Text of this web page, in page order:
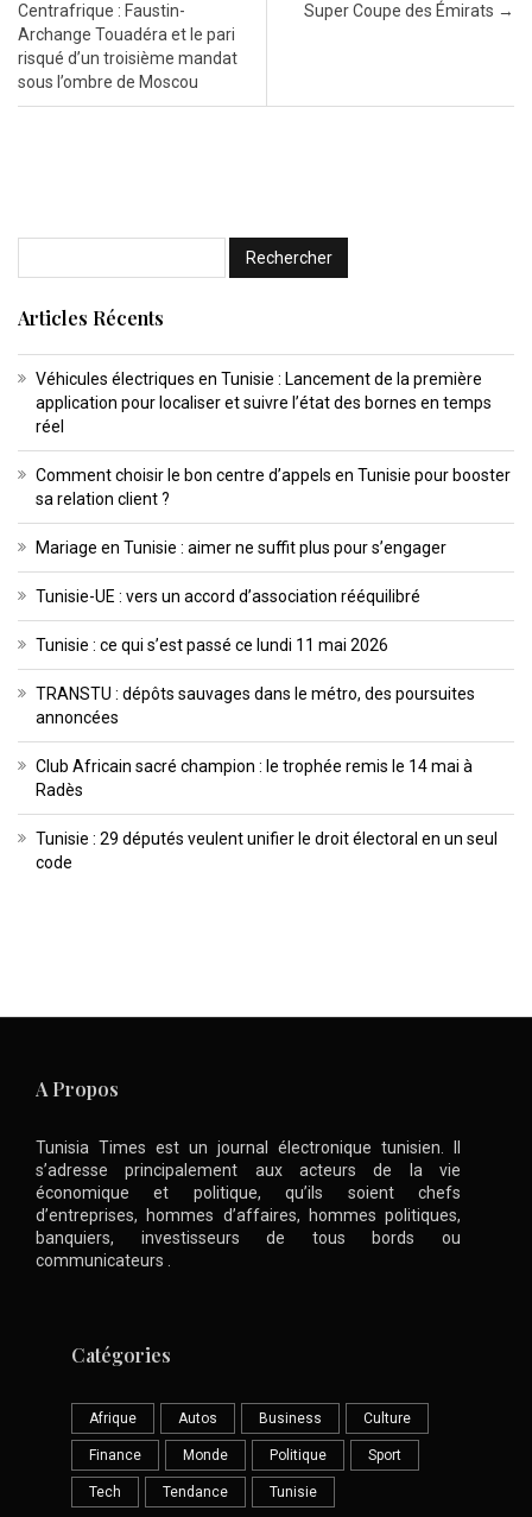
Centrafrique : Faustin-
Archange Touadéra et le pari
risqué d’un troisième mandat
sous l’ombre de Moscou
Super Coupe des Émirats →
Articles Récents
Véhicules électriques en Tunisie : Lancement de la première
application pour localiser et suivre l’état des bornes en temps
réel
Comment choisir le bon centre d’appels en Tunisie pour booster
sa relation client ?
Mariage en Tunisie : aimer ne suffit plus pour s’engager
Tunisie-UE : vers un accord d’association rééquilibré
Tunisie : ce qui s’est passé ce lundi 11 mai 2026
TRANSTU : dépôts sauvages dans le métro, des poursuites
annoncées
Club Africain sacré champion : le trophée remis le 14 mai à
Radès
Tunisie : 29 députés veulent unifier le droit électoral en un seul
code
A Propos
Tunisia Times est un journal électronique tunisien. Il
s’adresse principalement aux acteurs de la vie
économique et politique, qu’ils soient chefs
d’entreprises, hommes d’affaires, hommes politiques,
banquiers, investisseurs de tous bords ou
communicateurs .
Catégories
Afrique Autos Business Culture
Finance Monde Politique Sport
Tech Tendance Tunisie